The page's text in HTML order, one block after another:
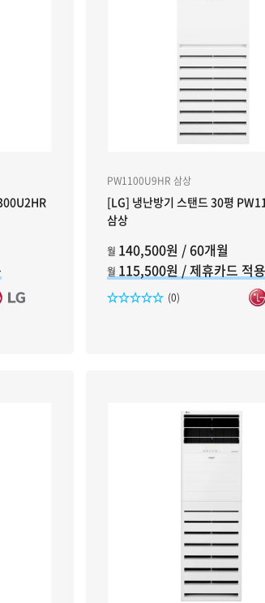
PW1100U9HR 삼상
[LG] 냉난방기 스탠드 30평
삼상
월 140,500원 / 60개월
월 115,500원 / 제휴카드 적용
(0)